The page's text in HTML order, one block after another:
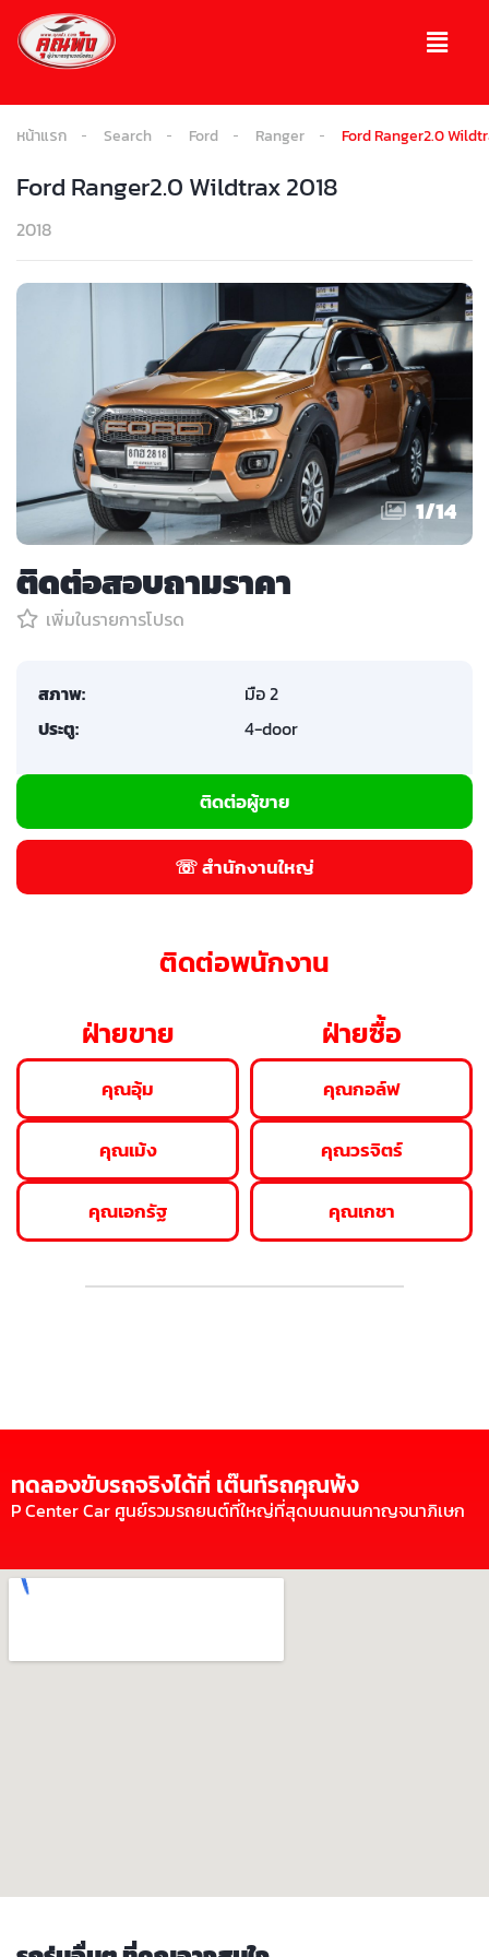
หน้าแรก Search Ford Ranger Ford Ranger2.0
Ford Ranger2.0 Wildtrax 2018
2018
1/14
ติดต่อสอบถามราคา
เพิ่มในรายการโปรด
สภาพ:
มือ 2
ประตู:
4-door
ติดต่อผู้ขาย
☏ สำนักงานใหญ่
ติดต่อพนักงาน
ฝ่ายขาย
คุณอุ้ม
คุณเม้ง
คุณเอกรัฐ
ฝ่ายซื้อ
คุณกอล์ฟ
คุณวรจิตร์
คุณเกชา
ทดลองขับรถจริงได้ที่ เต๊นท์รถคุณพ้ง
P Center Car ศูนย์รวมรถยนต์ที่ใหญ่ที่สุดบนถนนกาญจนาภิเษก